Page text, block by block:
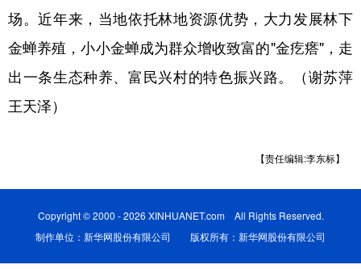
公益 一带一路 亚太网 上市公司
文化产业
浙江 安徽 福建 江西
场。近年来，当地依托林地资源优势，大力发展林下
金蝉养殖，小小金蝉成为群众增收致富的"金疙瘩"，走
出一条生态种养、富民兴村的特色振兴路。（谢苏萍
王天泽）
【责任编辑:李东标】
Copyright © 2000 - 2026 XINHUANET.com All Rights Reserved.
制作单位：新华网股份有限公司 版权所有：新华网股份有限公司